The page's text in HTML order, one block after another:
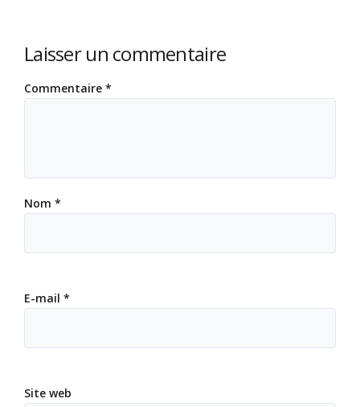
Laisser un commentaire
Commentaire *
Nom *
E-mail *
Site web